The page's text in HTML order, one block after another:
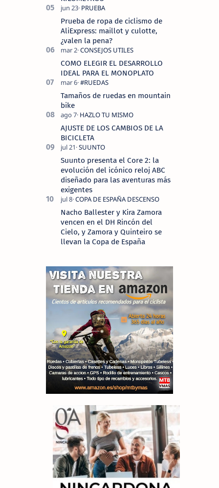
Prueba de ropa de ciclismo de
AliExpress: maillot y culotte,
¿valen la pena?
COMO ELEGIR EL DESARROLLO
IDEAL PARA EL MONOPLATO
Tamaños de ruedas en mountain
bike
AJUSTE DE LOS CAMBIOS DE LA
BICICLETA
Suunto presenta el Core 2: la
evolución del icónico reloj ABC
diseñado para las aventuras más
exigentes
Nacho Ballester y Kira Zamora
vencen en el DH Rincón del
Cielo, y Zamora y Quinteiro se
llevan la Copa de España